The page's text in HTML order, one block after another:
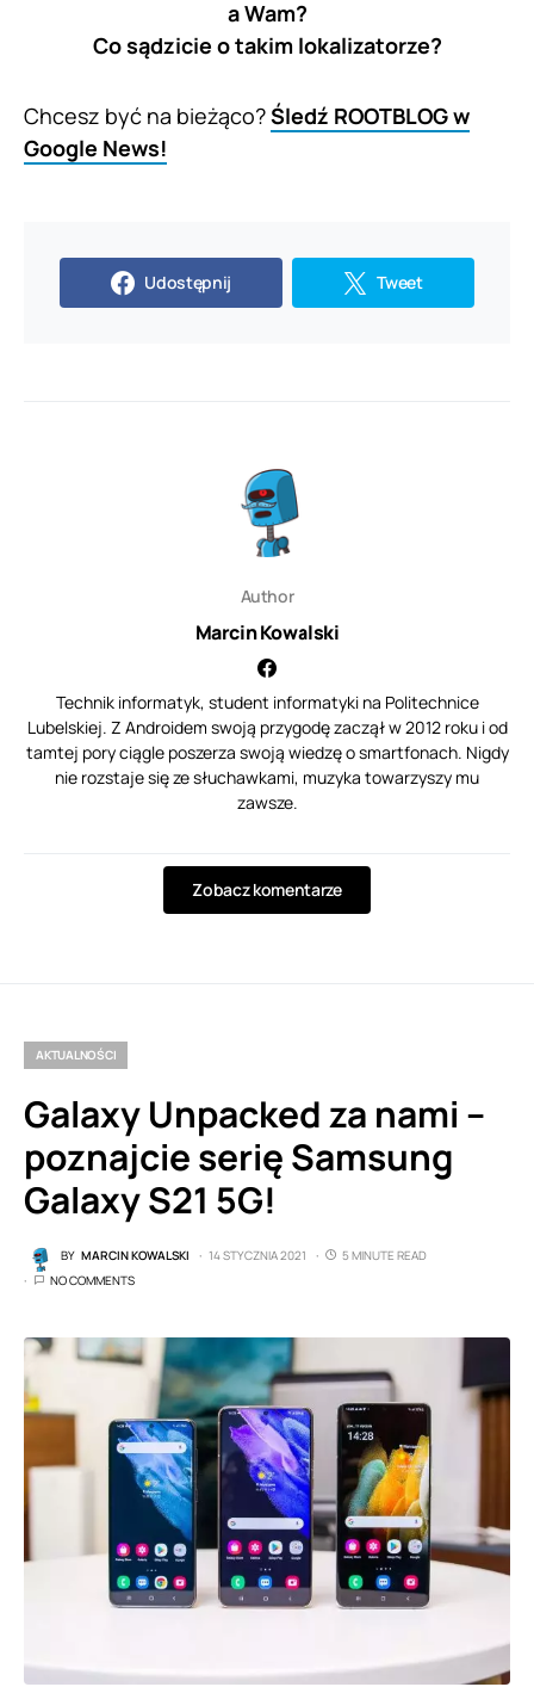
a Wam?
Co sądzicie o takim lokalizatorze?
Chcesz być na bieżąco?Śledź ROOTBLOG w
Google News!
Udostępnij Tweet
Author
Marcin Kowalski
Technik informatyk, student informatyki na Politechnice
Lubelskiej. Z Androidem swoją przygodę zaczął w 2012 roku i od
tamtej pory ciągle poszerza swoją wiedzę o smartfonach. Nigdy
nie rozstaje się ze słuchawkami, muzyka towarzyszy mu
zawsze.
Zobacz komentarze
AKTUALNOŚCI
Galaxy Unpacked za nami –
poznajcie serię Samsung
Galaxy S21 5G!
BY MARCIN KOWALSKI 14 STYCZNIA 2021
5 MINUTE READ
NO COMMENTS